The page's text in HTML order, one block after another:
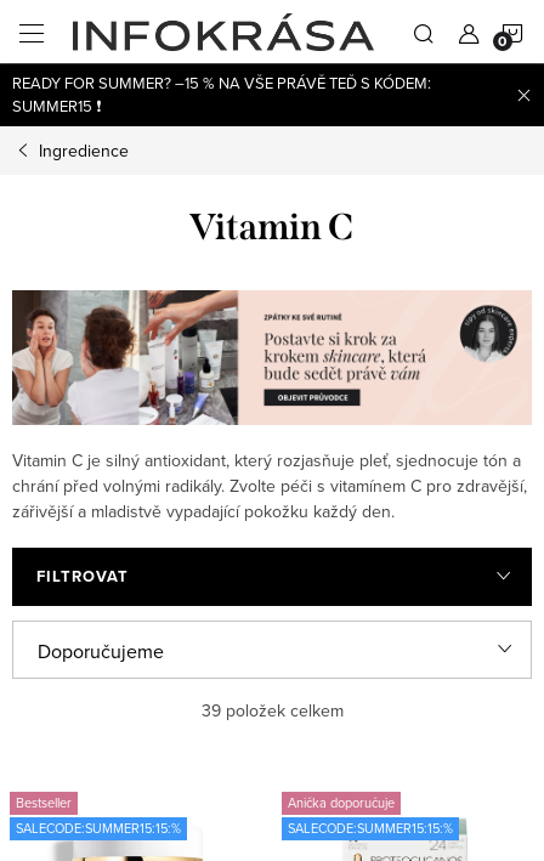
obsah
READY FOR SUMMER? –15 % NA VŠE PRÁVĚ TEĎ S KÓDEM:
SUMMER15 ❗
Ingredience
Vitamin C
Vitamin C je silný antioxidant, který rozjasňuje pleť, sjednocuje tón a
chrání před volnými radikály. Zvolte péči s vitamínem C pro zdravější,
zářivější a mladistvě vypadající pokožku každý den.
FILTROVAT
ý
s
p
a
n
í
Doporučujeme
Nejprodávanější
39položek celkem
Bestseller
SALECODE:SUMMER15:15:%
Anička doporučuje
SALECODE:SUMMER15:15:%